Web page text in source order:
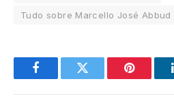
Tudo sobre Marcello José Abbud
FacebookTwitter Pinterest